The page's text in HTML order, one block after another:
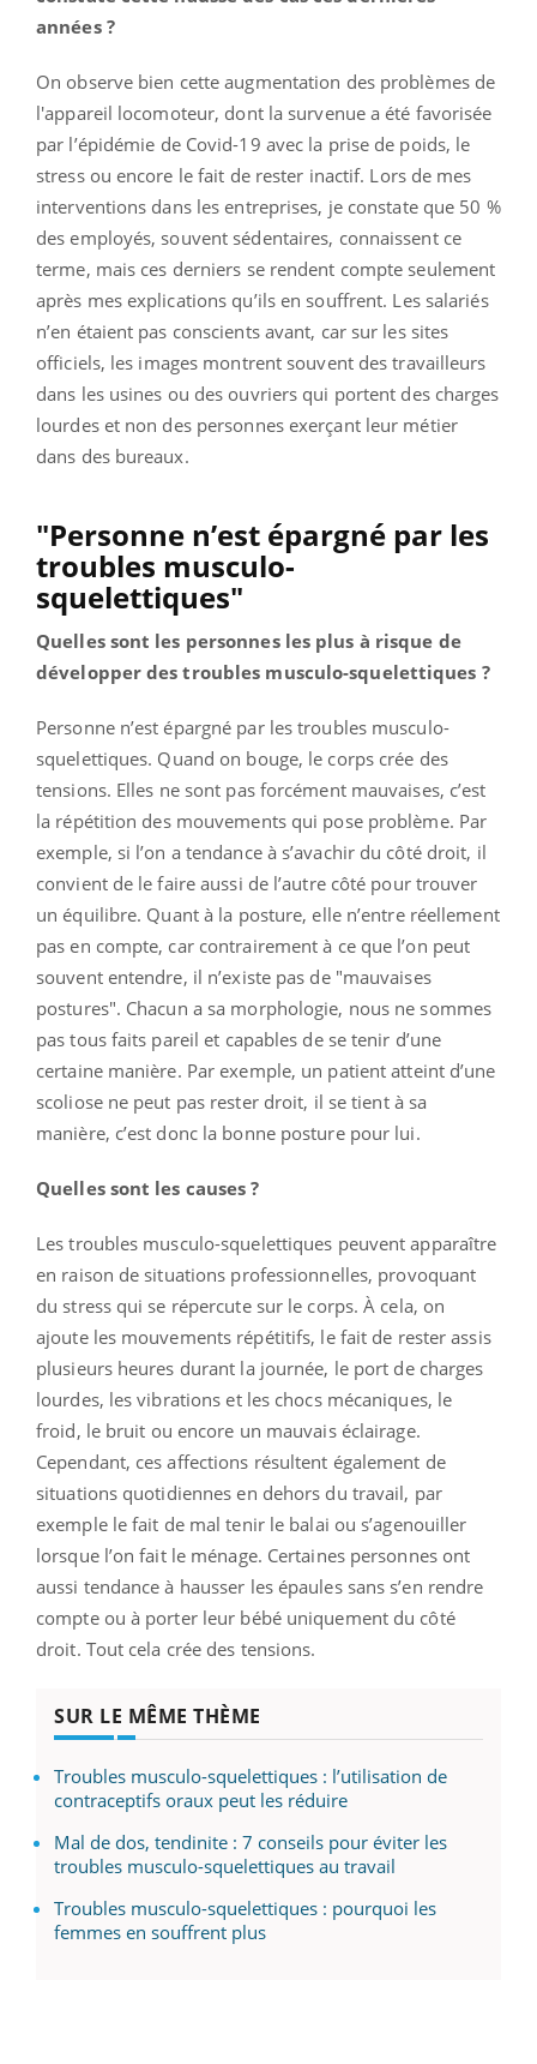
années ?
On observe bien cette augmentation des problèmes de
l'appareil locomoteur, dont la survenue a été favorisée
par l’épidémie de Covid-19 avec la prise de poids, le
stress ou encore le fait de rester inactif. Lors de mes
interventions dans les entreprises, je constate que 50 %
des employés, souvent sédentaires, connaissent ce
terme, mais ces derniers se rendent compte seulement
après mes explications qu’ils en souffrent. Les salariés
n’en étaient pas conscients avant, car sur les sites
officiels, les images montrent souvent des travailleurs
dans les usines ou des ouvriers qui portent des charges
lourdes et non des personnes exerçant leur métier
dans des bureaux.
"Personne n’est épargné par les
troubles musculo-
squelettiques"
Quelles sont les personnes les plus à risque de
développer des troubles musculo-squelettiques ?
Personne n’est épargné par les troubles musculo-
squelettiques. Quand on bouge, le corps crée des
tensions. Elles ne sont pas forcément mauvaises, c’est
la répétition des mouvements qui pose problème. Par
exemple, si l’on a tendance à s’avachir du côté droit, il
convient de le faire aussi de l’autre côté pour trouver
un équilibre. Quant à la posture, elle n’entre réellement
pas en compte, car contrairement à ce que l’on peut
souvent entendre, il n’existe pas de "mauvaises
postures". Chacun a sa morphologie, nous ne sommes
pas tous faits pareil et capables de se tenir d’une
certaine manière. Par exemple, un patient atteint d’une
scoliose ne peut pas rester droit, il se tient à sa
manière, c’est donc la bonne posture pour lui.
Quelles sont les causes ?
Les troubles musculo-squelettiques peuvent apparaître
en raison de situations professionnelles, provoquant
du stress qui se répercute sur le corps. À cela, on
ajoute les mouvements répétitifs, le fait de rester assis
plusieurs heures durant la journée, le port de charges
lourdes, les vibrations et les chocs mécaniques, le
froid, le bruit ou encore un mauvais éclairage.
Cependant, ces affections résultent également de
situations quotidiennes en dehors du travail, par
exemple le fait de mal tenir le balai ou s’agenouiller
lorsque l’on fait le ménage. Certaines personnes ont
aussi tendance à hausser les épaules sans s’en rendre
compte ou à porter leur bébé uniquement du côté
droit. Tout cela crée des tensions.
SUR LE MÊME THÈME
Troubles musculo-squelettiques : l’utilisation de
contraceptifs oraux peut les réduire
Mal de dos, tendinite : 7 conseils pour éviter les
troubles musculo-squelettiques au travail
Troubles musculo-squelettiques : pourquoi les
femmes en souffrent plus